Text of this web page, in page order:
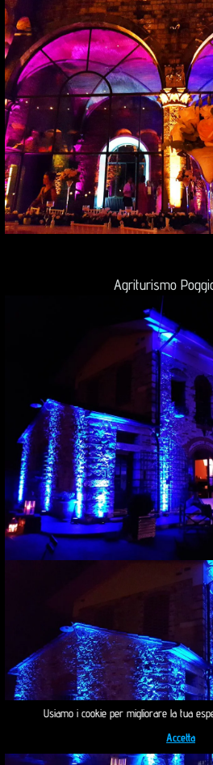
Usiamo i cookie per migliorare la tua
Accetta
Agriturismo